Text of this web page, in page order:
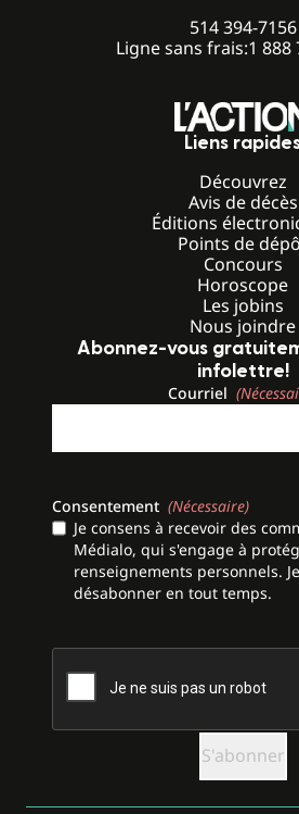
514 394-7156
Ligne sans frais:1 888
Liens
Découvrez
Avis de décès
Éditions
Points de
Concours
Horoscope
Les jobins
Nous joindre
Abonnez-vous
infolettre!
Courriel
Consentement (Nécessaire)
Je consens à recevoir des
Médialo, qui s'engage à
renseignements personnels.
désabonner en tout temps.
CAPTCHA